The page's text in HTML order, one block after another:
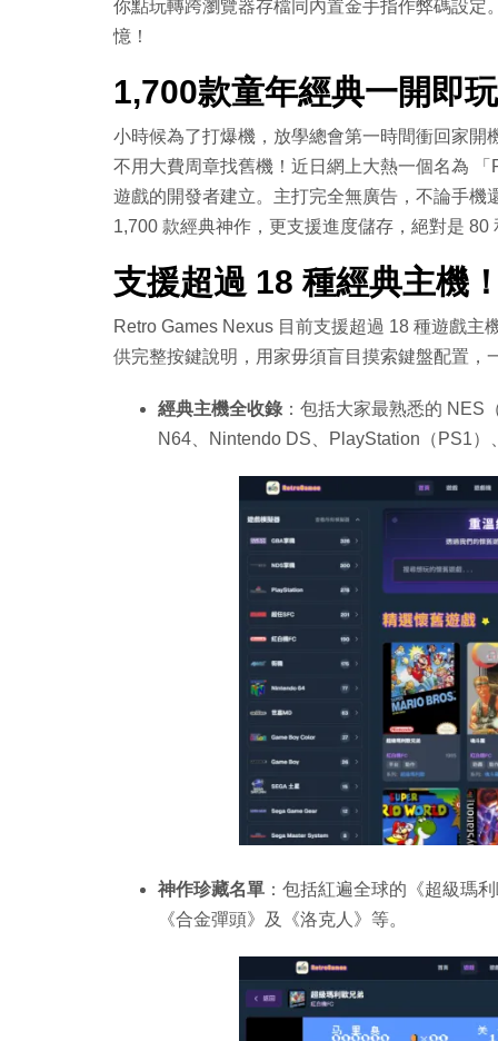
你點玩轉跨瀏覽器存檔同內置金手指作弊碼設
憶！
1,700款童年經典一開即
小時候為了打爆機，放學總會第一時間衝回家
不用大費周章找舊機！近日網上大熱一個名為
遊戲的開發者建立。主打完全無廣告，不論手
1,700 款經典神作，更支援進度儲存，絕對是
支援超過 18 種經典主機
Retro Games Nexus 目前支援超過 18 種遊戲
供完整按鍵說明，用家毋須盲目摸索鍵盤配置
經典主機全收錄 ：包括大家最熟悉的 NES
N64、Nintendo DS、PlayStation（PS1
神作珍藏名單 ：包括紅遍全球的《超級瑪
《合金彈頭》及《洛克人》等。